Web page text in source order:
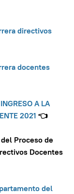
directivos
docentes
A LA
2021 👈
Proceso de
Docentes
del